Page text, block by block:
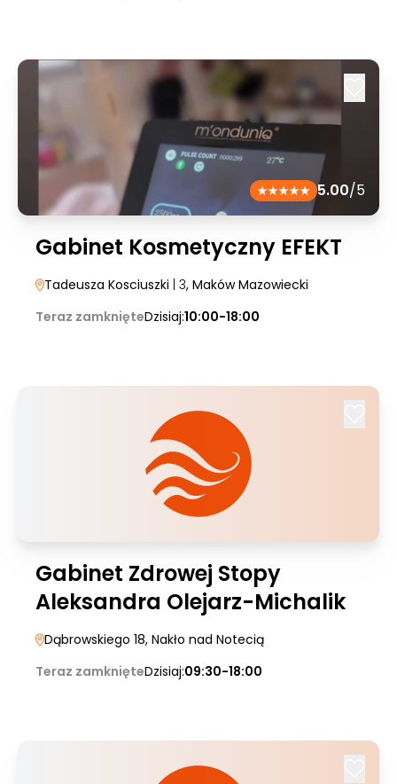
5.00/5
Gabinet Kosmetyczny EFEKT
Tadeusza Kosciuszki | 3, Maków Mazowiecki
Teraz zamknięteDzisiaj:10:00-18:00
Gabinet Zdrowej Stopy
Aleksandra Olejarz-Michalik
Dąbrowskiego 18, Nakło nad Notecią
Teraz zamknięteDzisiaj:09:30-18:00